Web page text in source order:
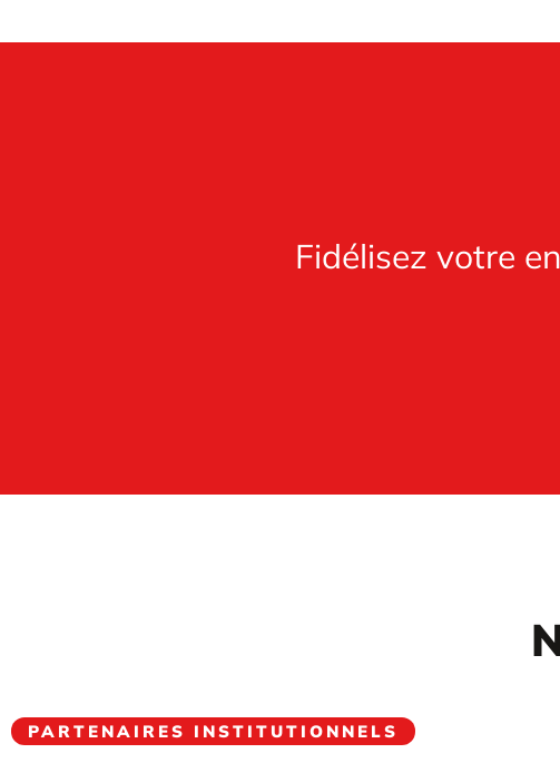
Fidélisez votre
PARTENAIRES INSTITUTIONNELS